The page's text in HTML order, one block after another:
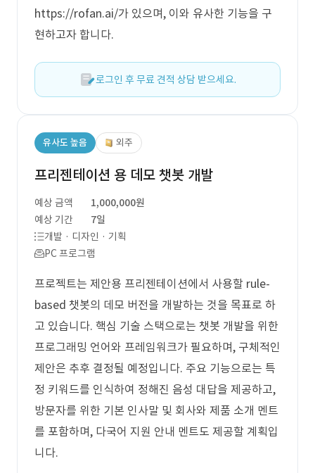
https://rofan.ai/가 있으며, 이와 유사한 기능을 구
현하고자 합니다.
로그인 후 무료 견적 상담 받으세요.
유사도 높음 외주
프리젠테이션 용 데모 챗봇 개발
예상 금액
1,000,000원
예상 기간
7일
개발 · 디자인 · 기획
PC 프로그램
프로젝트는 제안용 프리젠테이션에서 사용할 rule-
based 챗봇의 데모 버전을 개발하는 것을 목표로 하
고 있습니다. 핵심 기술 스택으로는 챗봇 개발을 위한
프로그래밍 언어와 프레임워크가 필요하며, 구체적인
제안은 추후 결정될 예정입니다. 주요 기능으로는 특
정 키워드를 인식하여 정해진 음성 대답을 제공하고,
방문자를 위한 기본 인사말 및 회사와 제품 소개 멘트
를 포함하며, 다국어 지원 안내 멘트도 제공할 계획입
니다.